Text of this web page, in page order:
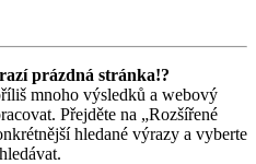
prázdná stránka!?
mnoho výsledků a webový
Přejděte na „Rozšířené
hledané výrazy a vyberte